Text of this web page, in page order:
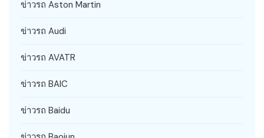
ข่าวรถ Aston Martin
ข่าวรถ Audi
ข่าวรถ AVATR
ข่าวรถ BAIC
ข่าวรถ Baidu